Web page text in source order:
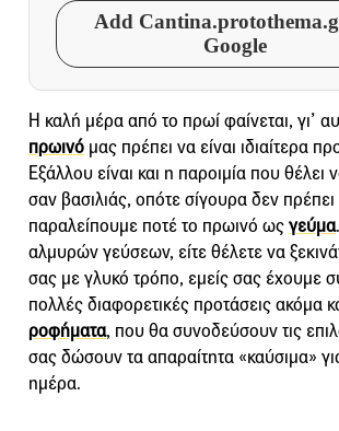
Add
Google
Η καλή μέρα από το πρωί φαίνεται, γι’
πρωινό μας πρέπει να είναι ιδιαίτερα
Εξάλλου είναι και η παροιμία που θέλει
σαν βασιλιάς, οπότε σίγουρα δεν
παραλείπουμε ποτέ το πρωινό ωςγεύμα
αλμυρών γεύσεων, είτε θέλετε να
σας με γλυκό τρόπο, εμείς σας έχουμε
πολλές διαφορετικές προτάσεις ακόμα
ροφήματα, που θα συνοδεύσουν τις
σας δώσουν τα απαραίτητα «καύσιμα»
ημέρα.